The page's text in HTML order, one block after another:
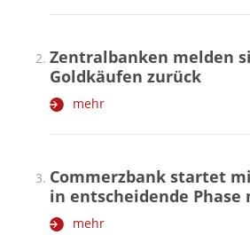
Zentralbanken melden
Goldkäufen zurück
mehr
Commerzbank startet
in entscheidende
mehr